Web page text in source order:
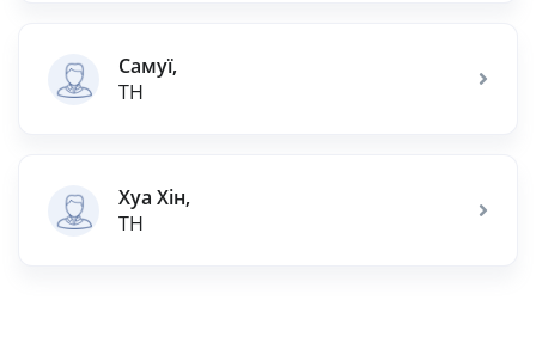
Самуї,
TH
Хуа Хін,
TH